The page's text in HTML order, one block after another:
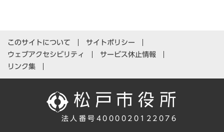
このサイトについて
サイトポリシー
ウェブアクセシビリティ
サービス休止情報
リンク集
法人番号4000020122076